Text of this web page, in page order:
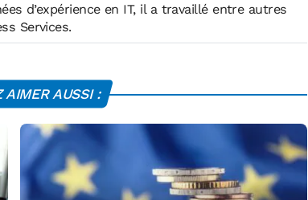
d’expérience en IT, il a travaillé entre autres
Services.
AIMER AUSSI :